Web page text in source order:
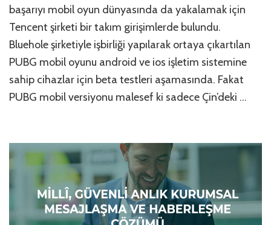
başarıyı mobil oyun dünyasında da yakalamak için
Tencent şirketi bir takım girişimlerde bulundu.
Bluehole şirketiyle işbirliği yapılarak ortaya çıkartılan
PUBG mobil oyunu android ve ios işletim sistemine
sahip cihazlar için beta testleri aşamasında. Fakat
PUBG mobil versiyonu malesef ki sadece Çin’deki …